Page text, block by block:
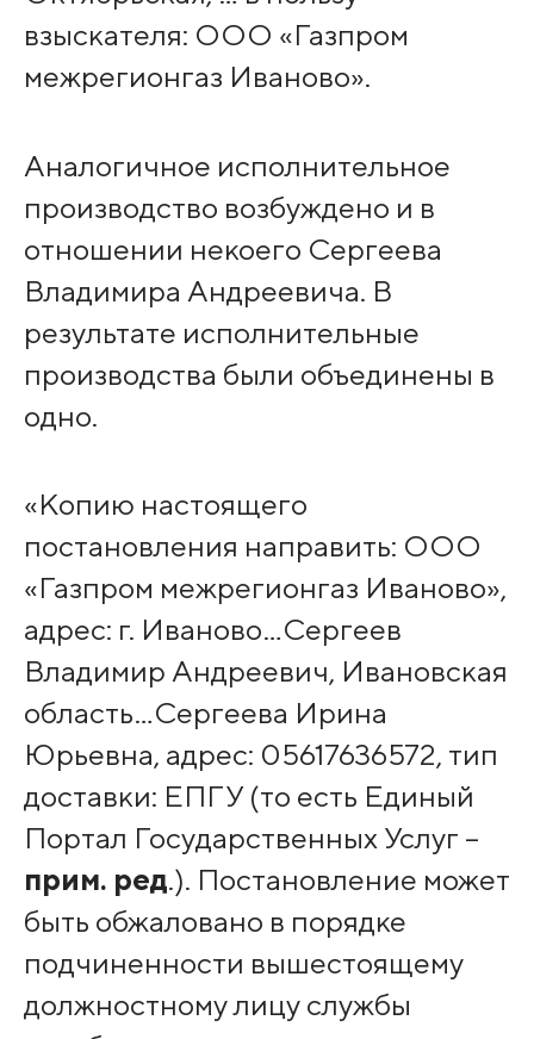
взыскателя: ООО «Газпром
межрегионгаз Иваново».
Аналогичное исполнительное
производство возбуждено и в
отношении некоего Сергеева
Владимира Андреевича. В
результате исполнительные
производства были объединены в
одно.
«Копию настоящего
постановления направить: ООО
«Газпром межрегионгаз Иваново»,
адрес: г. Иваново…Сергеев
Владимир Андреевич, Ивановская
область…Сергеева Ирина
Юрьевна, адрес: 05617636572, тип
доставки: ЕПГУ (то есть Единый
Портал Государственных Услуг –
прим. ред.). Постановление может
быть обжаловано в порядке
подчиненности вышестоящему
должностному лицу службы